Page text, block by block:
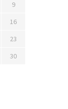
9
16
23
30